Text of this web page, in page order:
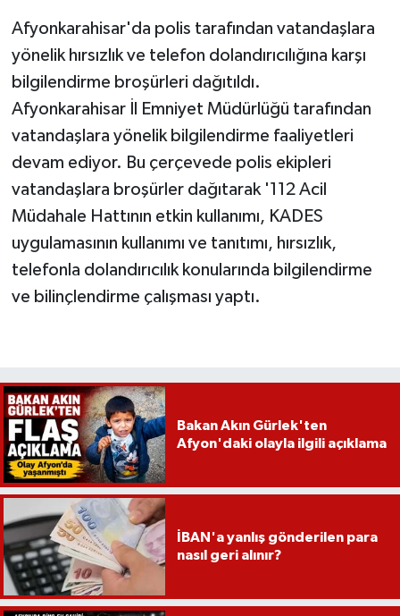
Afyonkarahisar'da polis tarafından vatandaşlara
yönelik hırsızlık ve telefon dolandırıcılığına karşı
bilgilendirme broşürleri dağıtıldı.
Afyonkarahisar İl Emniyet Müdürlüğü tarafından
vatandaşlara yönelik bilgilendirme faaliyetleri
devam ediyor. Bu çerçevede polis ekipleri
vatandaşlara broşürler dağıtarak '112 Acil
Müdahale Hattının etkin kullanımı, KADES
uygulamasının kullanımı ve tanıtımı, hırsızlık,
telefonla dolandırıcılık konularında bilgilendirme
ve bilinçlendirme çalışması yaptı.
Bakan Akın Gürlek'ten
Afyon'daki olayla ilgili açıklama
İBAN'a yanlış gönderilen para
nasıl geri alınır?